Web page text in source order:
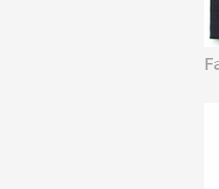
1%
public